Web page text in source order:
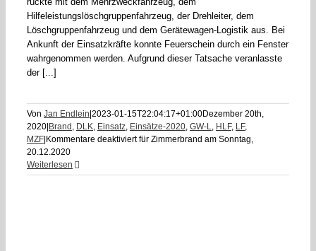
Hilfeleistungslöschgruppenfahrzeug, der Drehleiter, dem
Löschgruppenfahrzeug und dem Gerätewagen-Logistik aus. Bei
Ankunft der Einsatzkräfte konnte Feuerschein durch ein Fenster
wahrgenommen werden. Aufgrund dieser Tatsache veranlasste
der [...]
Von Jan Endlein 2023-01-15T22:04:17+01:00Dezember 20th,
2020 Brand , DLK, Einsatz, Einsätze-2020, GW-L, HLF, LF,
MZF Kommentare deaktiviertfür Zimmerbrand am Sonntag,
20.12.2020
Weiterlesen